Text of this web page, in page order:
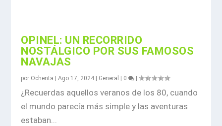
OPINEL: UN RECORRIDO
NOSTÁLGICO POR SUS FAMOSOS
NAVAJAS
por Ochenta |Ago 17, 2024 General 0 |
¿Recuerdas aquellos veranos de los 80, cuando
el mundo parecía más simple y las aventuras
estaban...